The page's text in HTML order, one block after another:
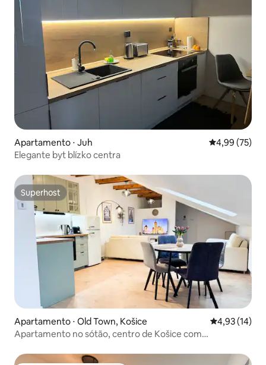
Apartamento ⋅ Juh 4,99 de uma
4,99 (75)
Elegante byt blízko centra
Superhost
Superhost
Apartamento ⋅ Old Town, Košice 4,93 de uma
4,93 (14)
Apartamento no sótão, centro de Košice com